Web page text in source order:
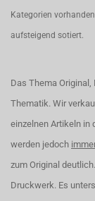
Kategorien
aufsteigend sotiert.
Das Thema
Thematik. Wir
einzelnen Artikeln in
werden jedoch
zum Original
Druckwerk. Es